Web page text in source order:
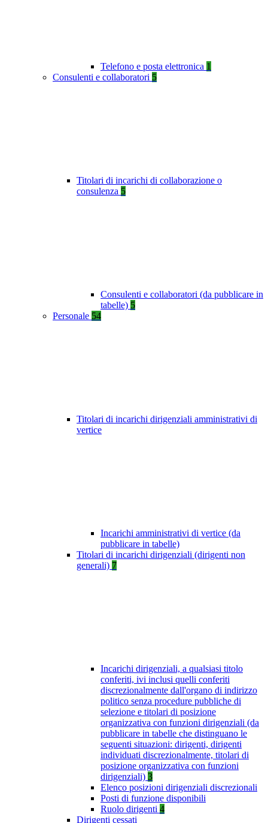
Telefono e posta elettronica 1
Consulenti e collaboratori 5
Titolari di incarichi di collaborazione o
consulenza 5
Consulenti e collaboratori (da pubblicare in
tabelle) 5
Personale 54
Titolari di incarichi dirigenziali amministrativi di
vertice
Incarichi amministrativi di vertice (da
pubblicare in tabelle)
Titolari di incarichi dirigenziali (dirigenti non
generali) 7
Incarichi dirigenziali, a qualsiasi titolo
conferiti, ivi inclusi quelli conferiti
discrezionalmente dall'organo di indirizzo
politico senza procedure pubbliche di
selezione e titolari di posizione
organizzativa con funzioni dirigenziali (da
pubblicare in tabelle che distinguano le
seguenti situazioni: dirigenti, dirigenti
individuati discrezionalmente, titolari di
posizione organizzativa con funzioni
dirigenziali) 3
Elenco posizioni dirigenziali discrezionali
Posti di funzione disponibili
Ruolo dirigenti 4
Dirigenti cessati